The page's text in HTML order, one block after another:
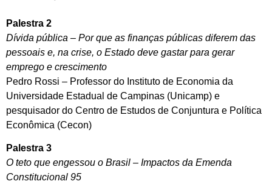
Palestra 2
Dívida pública – Por que as finanças públicas diferem das
pessoais e, na crise, o Estado deve gastar para gerar
emprego e crescimento
Pedro Rossi – Professor do Instituto de Economia da
Universidade Estadual de Campinas (Unicamp) e
pesquisador do Centro de Estudos de Conjuntura e Política
Econômica (Cecon)
Palestra 3
O teto que engessou o Brasil – Impactos da Emenda
Constitucional 95